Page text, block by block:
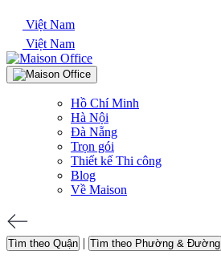
Việt Nam
Việt Nam
Hồ Chí Minh
Hà Nội
Đà Nẵng
Trọn gói
Thiết kế Thi công
Blog
Về Maison
Tìm theo Quận | Tìm theo Phường & Đường